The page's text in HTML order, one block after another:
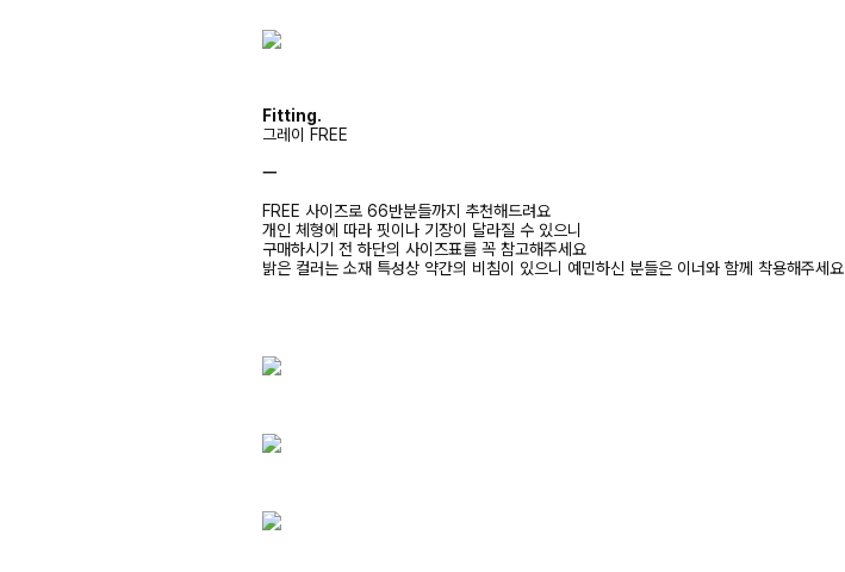
Fitting.
그레이 FREE
ㅡ
FREE 사이즈로 66반분들까지 추천해드려요
개인 체형에 따라 핏이나 기장이 달라질 수 있으니
구매하시기 전 하단의 사이즈표를 꼭 참고해주세요
밝은 컬러는 소재 특성상 약간의 비침이 있으니 예민하신 분들은 이너와 함께 착용해주세요